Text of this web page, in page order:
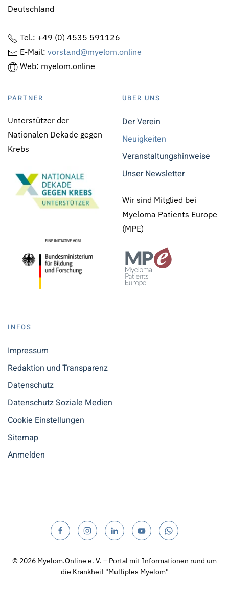
Deutschland
Tel.: +49 (0) 4535 591126
E-Mail: vorstand@myelom.online
Web: myelom.online
PARTNER
Unterstützer der
Nationalen Dekade gegen
Krebs
ÜBER UNS
Der Verein
Neuigkeiten
Veranstaltungshinweise
Unser Newsletter
Wir sind Mitglied bei
Myeloma Patients Europe
(MPE)
INFOS
Impressum
Redaktion und Transparenz
Datenschutz
Datenschutz Soziale Medien
Cookie Einstellungen
Sitemap
Anmelden
© 2026 Myelom.Online e. V. – Portal mit Informationen rund um
die Krankheit "Multiples Myelom"